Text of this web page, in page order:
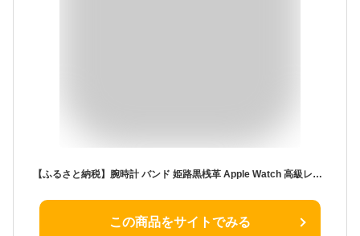
【ふるさと納税】腕時計 バンド 姫路黒桟革 Apple Watch 高級レザーバンド 41mm 替えベルト 革 レザーバンド アップルウォッチ スマートウォッチ 交換 交換ベルト 替えバンド
この商品をサイトでみる